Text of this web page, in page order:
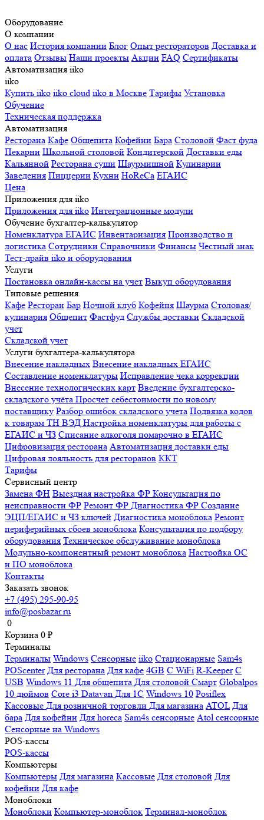
Оборудование
О компании
О нас История компании Блог Опыт рестораторов Доставка и
оплата Отзывы Наши проекты Акции FAQ Сертификаты
Автоматизация iiko
iiko
Купить iiko iiko cloud iiko в Москве Тарифы Установка
Обучение
Техническая поддержка
Автоматизация
Ресторана Кафе Общепита Кофейни Бара Столовой Фаст фуда
Пекарни Школьной столовой Кондитерской Доставки еды
Кальянной Ресторана суши Шаурмишной Кулинарии
Заведения Пиццерии Кухни HoReCa ЕГАИС
Цена
Приложения для iiko
Приложения для iiko Интеграционные модули
Обучение бухгалтер-калькулятор
Номенклатура ЕГАИС Инвентаризация Производство и
логистика Сотрудники Справочники Финансы Честный знак
Тест-драйв iiko и оборудования
Услуги
Постановка онлайн-кассы на учет Выкуп оборудования
Типовые решения
Кафе Ресторан Бар Ночной клуб Кофейня Шаурма Столовая/
кулинария Общепит Фастфуд Службы доставки Складской
учет
Складской учет
Услуги бухгалтера-калькулятора
Внесение накладных Внесение накладных ЕГАИС
Составление номенклатуры Исправление чека коррекции
Внесение технологических карт Введение бухгалтерско-
складского учёта Просчет себестоимости по новому
поставщику Разбор ошибок складского учета Подвязка кодов
к товарам ТН ВЭД Настройка номенклатуры для работы с
ЕГАИС и ЧЗ Списание алкоголя помарочно в ЕГАИС
Цифровизация ресторана Автоматизация доставки еды
Цифровая лояльность для ресторанов ККТ
Тарифы
Сервисный центр
Замена ФН Выездная настройка ФР Консультация по
неисправности ФР Ремонт ФР Диагностика ФР Создание
ЭЦП/ЕГАИС и ЧЗ ключей Диагностика моноблока Ремонт
периферийных сбоев моноблока Консультация по подбору
оборудования Техническое обслуживание моноблока
Модульно-компонентный ремонт моноблока Настройка ОС
и ПО моноблока
Контакты
Заказать звонок
+7 (495) 295-90-95
info@posbazar.ru
0
Корзина 0 ₽
Терминалы
Терминалы Windows Сенсорные iiko Стационарные Sam4s
POScenter Для ресторана Для кафе 4GB С WiFi R-Keeper С
USB Windows 11 Для общепита Для столовой Смарт Globalpos
10 дюймов Core i3 Datavan Для 1С Windows 10 Posiflex
Кассовые Для розничной торговли Для магазина ATOL Для
бара Для кофейни Для horeca Sam4s сенсорные Atol сенсорные
Сенсорные на Windows
POS-кассы
POS-кассы
Компьютеры
Компьютеры Для магазина Кассовые Для столовой Для
кофейни Для кафе
Моноблоки
Моноблоки Компьютер-моноблок Терминал-моноблок